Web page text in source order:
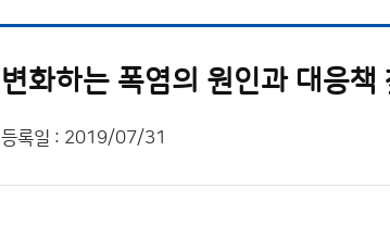
변화하는 폭염의 원인과 대응책
등록일 : 2019/07/31